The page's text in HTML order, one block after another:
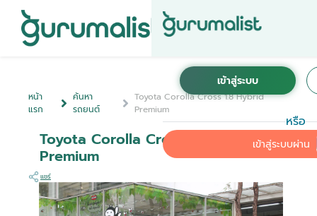
หรือ
เข้าสู่ระบบผ่าน
หน้า
แรก
ค้นหา
รถยนต์
Toyota Corolla Cross 1.8 Hybrid
Premium
Toyota Corolla Cross 1.8 Hybrid
Premium
แชร์